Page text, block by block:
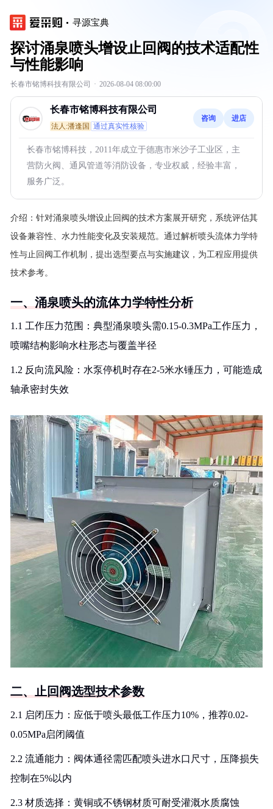
寻源宝典
探讨涌泉喷头增设止回阀的技术适配性
与性能影响
长春市铭博科技有限公司 · 2026-08-04 08:00:00
长春市铭博科技有限公司
法人:潘逢国 通过真实性核验
咨询 进店
长春市铭博科技，2011年成立于德惠市米沙子工业区，主
营防火阀、通风管道等消防设备，专业权威，经验丰富，
服务广泛。
介绍： 针对涌泉喷头增设止回阀的技术方案展开研究，系统评估其
设备兼容性、水力性能变化及安装规范。通过解析喷头流体力学特
性与止回阀工作机制，提出选型要点与实施建议，为工程应用提供
技术参考。
一、涌泉喷头的流体力学特性分析
1.1 工作压力范围：典型涌泉喷头需0.15-0.3MPa工作压力，
喷嘴结构影响水柱形态与覆盖半径
1.2 反向流风险：水泵停机时存在2-5米水锤压力，可能造成
轴承密封失效
二、止回阀选型技术参数
2.1 启闭压力：应低于喷头最低工作压力10%，推荐0.02-
0.05MPa启闭阈值
2.2 流通能力：阀体通径需匹配喷头进水口尺寸，压降损失
控制在5%以内
2.3 材质选择：黄铜或不锈钢材质可耐受灌溉水质腐蚀